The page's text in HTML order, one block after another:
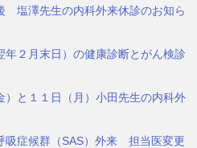
塩澤先生の内科外来休診のお知ら
年２月末日）の健康診断とがん検診
）と１１日（月）小田先生の内科外
吸症候群（SAS）外来 担当医変更